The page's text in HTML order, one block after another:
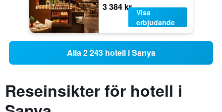
3 384 kr
Visa
erbjudande
Alla 2 243 hotell i Sanya
Reseinsikter för hotell i